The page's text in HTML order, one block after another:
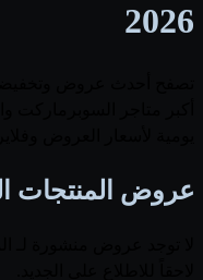
2026
عروض المنتجات